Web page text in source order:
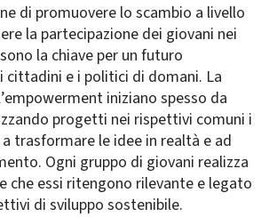
di promuovere lo scambio a livello
la partecipazione dei giovani nei
la chiave per un futuro
cittadini e i politici di domani. La
iniziano spesso da
progetti nei rispettivi comuni i
trasformare le idee in realtà e ad
Ogni gruppo di giovani realizza
che essi ritengono rilevante e legato
di sviluppo sostenibile.